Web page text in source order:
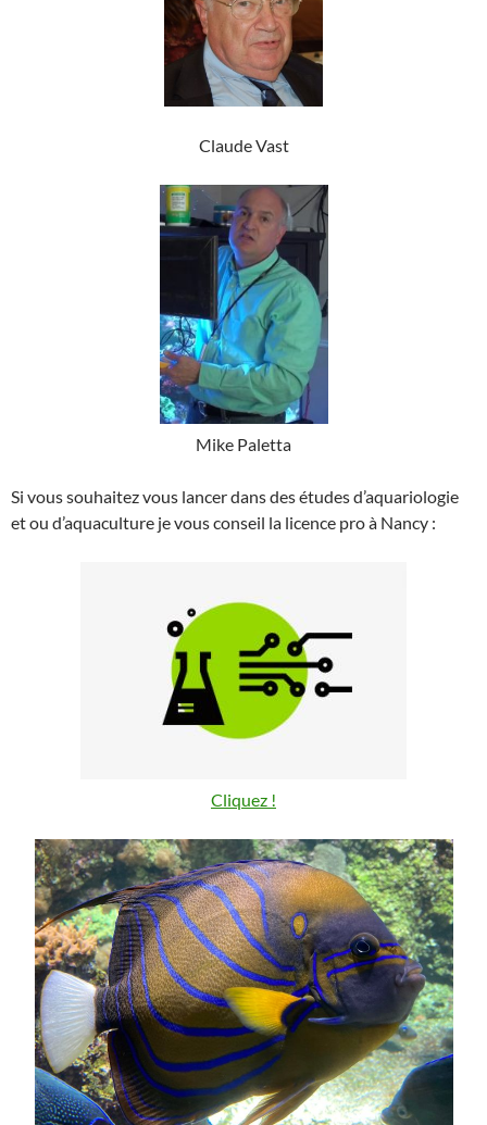
Claude Vast
Mike Paletta
Si vous souhaitez vous lancer dans des études d’aquariologie
et ou d’aquaculture je vous conseil la licence pro à Nancy :
Cliquez !